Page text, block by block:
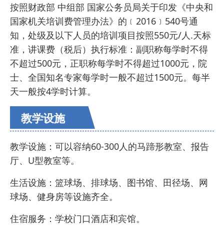
按照财政部 中组部 国家公务员局关于印发《中央和
国家机关培训费管理办法》的﹝2016﹞540号通
知，处级及以下人员的培训项目按照550元/人.天标
准，讲课费（税后）执行标准：副职称每学时不得
不超过500元，正职称每学时不得超过1000元，院
士、全国知名专家每学时一般不超过1500元。每半
天一般按4学时计算。
教学设施
教学设施：可以容纳60-300人的马蹄形教室、报告
厅、U型教室等。
生活设施：篮球场、排球场、图书馆、田径场、网
球场、健身房等设施齐全。
住宿服务：学校门口酒店和宾馆。